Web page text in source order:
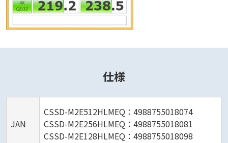
仕様
JAN
CSSD-M2E512HLMEQ：4988755018074
CSSD-M2E256HLMEQ：4988755018081
CSSD-M2E128HLMEQ：4988755018098